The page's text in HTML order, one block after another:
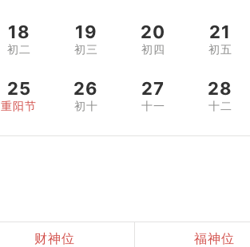
18
初二
19
初三
20
初四
21
初五
25
重阳节
26
初十
27
十一
28
十二
财神位
福神位